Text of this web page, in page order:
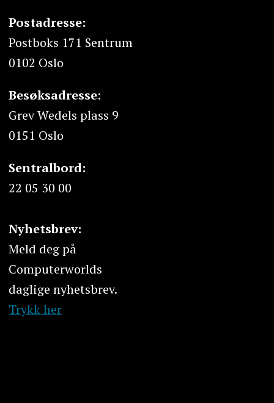
Postadresse:
Postboks 171 Sentrum
0102 Oslo
Besøksadresse:
Grev Wedels plass 9
0151 Oslo
Sentralbord:
22 05 30 00
Nyhetsbrev:
Meld deg på
Computerworlds
daglige nyhetsbrev.
Trykk her